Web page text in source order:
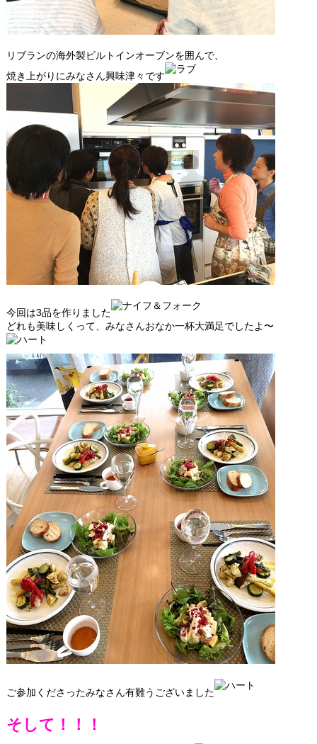
リブランの海外製ビルトインオーブンを囲んで、
焼き上がりにみなさん興味津々です
今回は3品を作りました
どれも美味しくって、みなさんおなか一杯大満足でしたよ〜
ご参加くださったみなさん有難うございました
そして！！！